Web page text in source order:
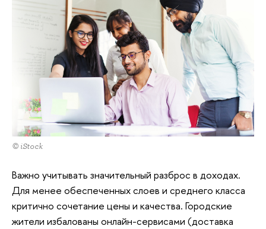
© iStock
Важно учитывать значительный разброс в доходах.
Для менее обеспеченных слоев и среднего класса
критично сочетание цены и качества. Городские
жители избалованы онлайн-сервисами (доставка